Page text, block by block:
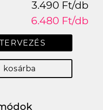
3.490 Ft/db
6.480 Ft/db
kosárba